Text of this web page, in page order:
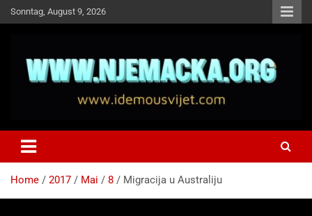
Skip
to
Sonntag, August 9, 2026
Idemo u Svijet-Njemacka!
Home 2017 Mai 8 Migracija u Australiju